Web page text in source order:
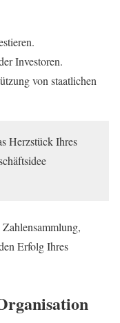
Investoren.
von staatlichen
Herzstück Ihres
Erfolg Ihres